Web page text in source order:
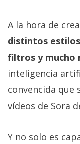
A la hora de
distintos
filtros y mucho
inteligencia
convencida que
vídeos de Sora
Y no solo es